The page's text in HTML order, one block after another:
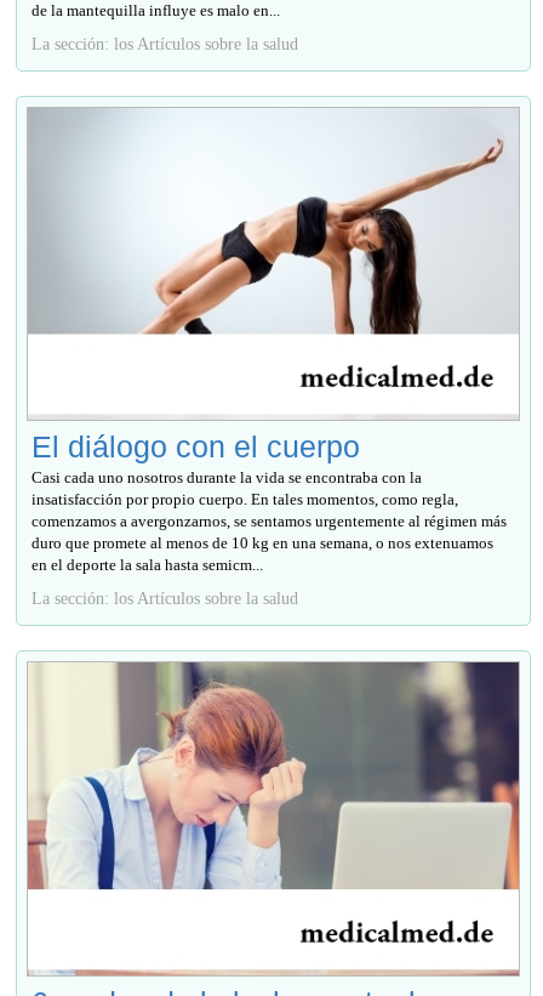
de la mantequilla influye es malo en...
La sección: los Artículos sobre la salud
El diálogo con el cuerpo
Casi cada uno nosotros durante la vida se encontraba con la
insatisfacción por propio cuerpo. En tales momentos, como regla,
comenzamos a avergonzarnos, se sentamos urgentemente al régimen más
duro que promete al menos de 10 kg en una semana, o nos extenuamos
en el deporte la sala hasta semicm...
La sección: los Artículos sobre la salud